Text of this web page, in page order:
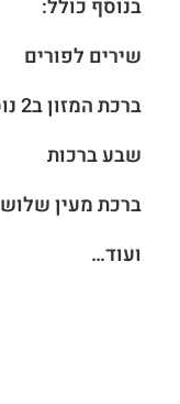
בנוסף כולל:
שירים לפורים
ברכת המזון ב2 נוסחים עדות המזרח ואשכנזי
שבע ברכות
ברכת מעין שלוש
ועוד…